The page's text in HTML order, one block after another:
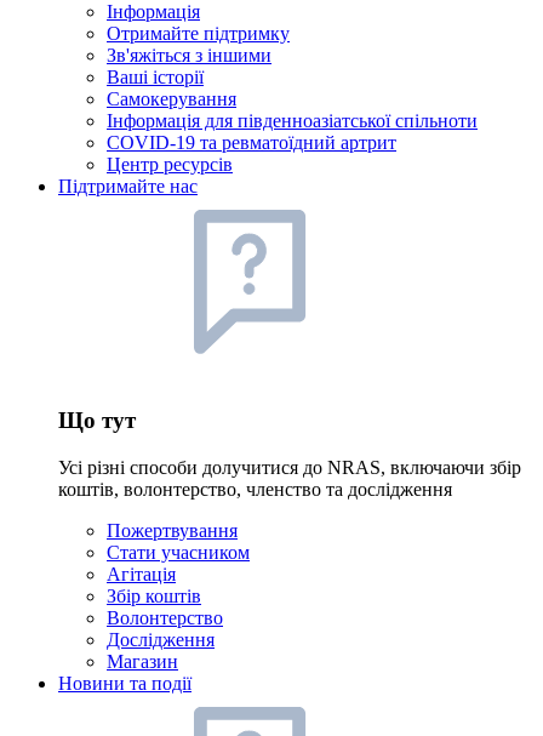
Інформація
Отримайте підтримку
Зв'яжіться з іншими
Ваші історії
Самокерування
Інформація для південноазіатської спільноти
COVID-19 та ревматоїдний артрит
Центр ресурсів
Підтримайте нас
Що тут
Усі різні способи долучитися до NRAS, включаючи збір
коштів, волонтерство, членство та дослідження
Пожертвування
Стати учасником
Агітація
Збір коштів
Волонтерство
Дослідження
Магазин
Новини та події